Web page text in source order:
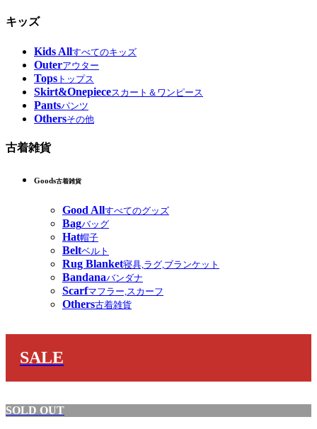
キッズ
Kids Allすべてのキッズ
Outerアウター
Tops トップス
Skirt&Onepieceスカート＆ワンピース
Pantsパンツ
Othersその他
古着雑貨
Goods古着雑貨
Good Allすべてのグッズ
Bagバッグ
Hat帽子
Beltベルト
Rug Blanket寝具,ラグ,ブランケット
Bandanaバンダナ
Scarfマフラー,スカーフ
Others古着雑貨
SALE
SOLD OUT